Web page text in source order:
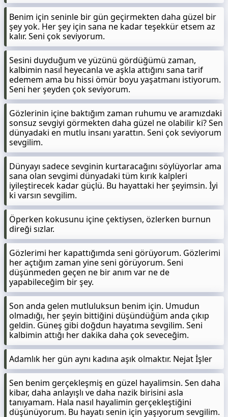
Benim için seninle bir gün geçirmekten daha güzel bir
şey yok. Her şey için sana ne kadar teşekkür etsem az
kalır. Seni çok seviyorum.
Sesini duyduğum ve yüzünü gördüğümü zaman,
kalbimin nasıl heyecanla ve aşkla attığını sana tarif
edemem ama bu hissi ömür boyu yaşatmanı istiyorum.
Seni her şeyden çok seviyorum.
Gözlerinin içine baktığım zaman ruhumu ve aramızdaki
sonsuz sevgiyi görmekten daha güzel ne olabilir ki? Sen
dünyadaki en mutlu insanı yarattın. Seni çok seviyorum
sevgilim.
Dünyayı sadece sevginin kurtaracağını söylüyorlar ama
sana olan sevgimi dünyadaki tüm kırık kalpleri
iyileştirecek kadar güçlü. Bu hayattaki her şeyimsin. İyi
ki varsın sevgilim.
Öperken kokusunu içine çektiysen, özlerken burnun
direği sızlar.
Gözlerimi her kapattığımda seni görüyorum. Gözlerimi
her açtığım zaman yine seni görüyorum. Seni
düşünmeden geçen ne bir anım var ne de
yapabileceğim bir şey.
Son anda gelen mutluluksun benim için. Umudun
olmadığı, her şeyin bittiğini düşündüğüm anda çıkıp
geldin. Güneş gibi doğdun hayatıma sevgilim. Seni
kalbimin attığı her dakika daha çok seveceğim.
Adamlık her gün aynı kadına aşık olmaktır. Nejat İşler
Sen benim gerçekleşmiş en güzel hayalimsin. Sen daha
kibar, daha anlayışlı ve daha nazik birisini asla
tanıyamam. Hala nasıl hayalimin gerçekleştiğini
düşünüyorum. Bu hayatı senin için yaşıyorum sevgilim.